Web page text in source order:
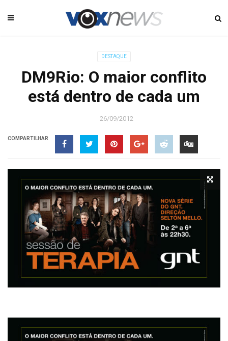
DESTAQUE
DM9Rio: O maior conflito
está dentro de cada um
26/09/2012
COMPARTILHAR